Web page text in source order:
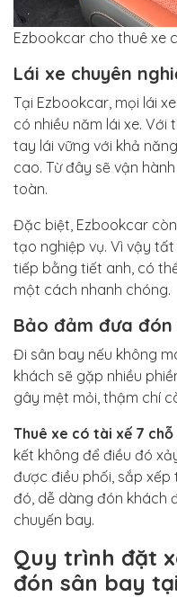
Ezbookcar cho thuê xe
Lái xe chuyên
Tại Ezbookcar, mọi lái
có nhiều năm lái xe. Với
tay lái vững với khả
cao. Từ đây sẽ vận
toàn.
Đặc biệt, Ezbookcar
tạo nghiệp vụ. Vì vậy
tiếp bằng tiết anh, có
một cách nhanh chóng.
Bảo đảm đưa
Đi sân bay nếu không
khách sẽ gặp nhiều
gây mệt mỏi, thậm chí
Thuê xe có tài xế 7 chỗ
kết không để điều đó
được điều phối, sắp
đó, dễ dàng đón khách
chuyến bay.
Quy trình đặt
đón sân bay